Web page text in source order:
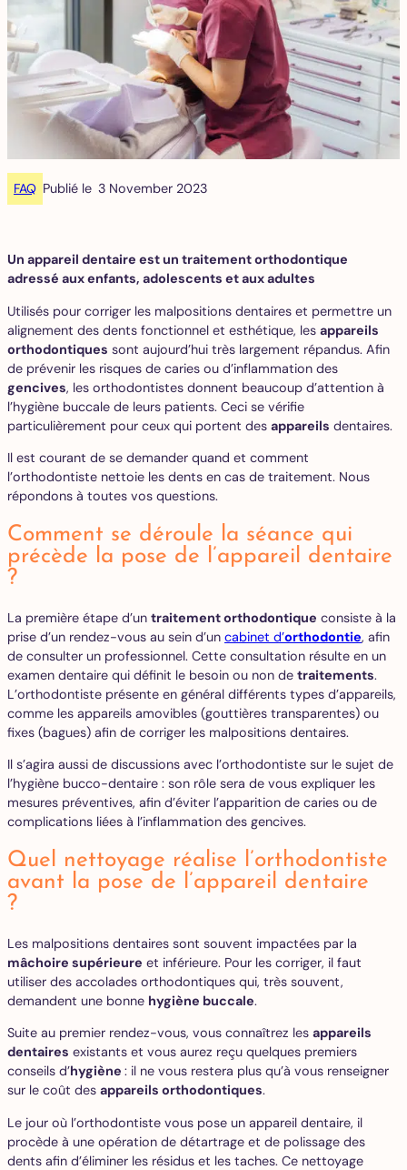
FAQ Publié le 3 November 2023
Un appareil dentaire est un traitement orthodontique
adressé aux enfants, adolescents et aux adultes
Utilisés pour corriger les malpositions dentaires et permettre un
alignement des dents fonctionnel et esthétique, les appareils
orthodontiques sont aujourd’hui très largement répandus. Afin
de prévenir les risques de caries ou d’inflammation des
gencives, les orthodontistes donnent beaucoup d’attention à
l’hygiène buccale de leurs patients. Ceci se vérifie
particulièrement pour ceux qui portent des appareils dentaires.
Il est courant de se demander quand et comment
l’orthodontiste nettoie les dents en cas de traitement. Nous
répondons à toutes vos questions.
Comment se déroule la séance qui
précède la pose de l’appareil dentaire
?
La première étape d’un traitement orthodontique consiste à la
prise d’un rendez-vous au sein d’un cabinet d’orthodontie, afin
de consulter un professionnel. Cette consultation résulte en un
examen dentaire qui définit le besoin ou non de traitements.
L’orthodontiste présente en général différents types d’appareils,
comme les appareils amovibles (gouttières transparentes) ou
fixes (bagues) afin de corriger les malpositions dentaires.
Il s’agira aussi de discussions avec l’orthodontiste sur le sujet de
l’hygiène bucco-dentaire : son rôle sera de vous expliquer les
mesures préventives, afin d’éviter l’apparition de caries ou de
complications liées à l’inflammation des gencives.
Quel nettoyage réalise l’orthodontiste
avant la pose de l’appareil dentaire
?
Les malpositions dentaires sont souvent impactées par la
mâchoire supérieure et inférieure. Pour les corriger, il faut
utiliser des accolades orthodontiques qui, très souvent,
demandent une bonne hygiène buccale.
Suite au premier rendez-vous, vous connaîtrez les appareils
dentaires existants et vous aurez reçu quelques premiers
conseils d’hygiène : il ne vous restera plus qu’à vous renseigner
sur le coût des appareils orthodontiques.
Le jour où l’orthodontiste vous pose un appareil dentaire, il
procède à une opération de détartrage et de polissage des
dents afin d’éliminer les résidus et les taches. Ce nettoyage